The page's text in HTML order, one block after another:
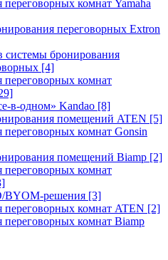
комнат Yamaha
переговорных Extron
системы бронирования
[4]
переговорных комнат
в-одном» Kandao [8]
помещений ATEN [5]
переговорных комнат Gonsin
помещений Biamp [2]
переговорных комнат
BYOM-решения [3]
переговорных комнат ATEN [2]
переговорных комнат Biamp